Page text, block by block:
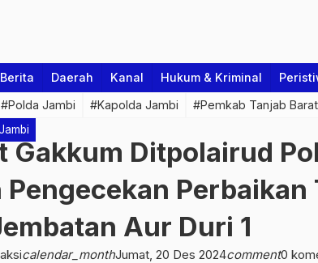
Berita Daerah Kanal Hukum & Kriminal
#Polda Jambi #Kapolda Jambi #Pemkab Tanjab Barat
Gakkum Ditpolairud
Pengecekan Perbaikan
Aur Duri 1
calendar_monthJumat, 20 Des 2024comment0